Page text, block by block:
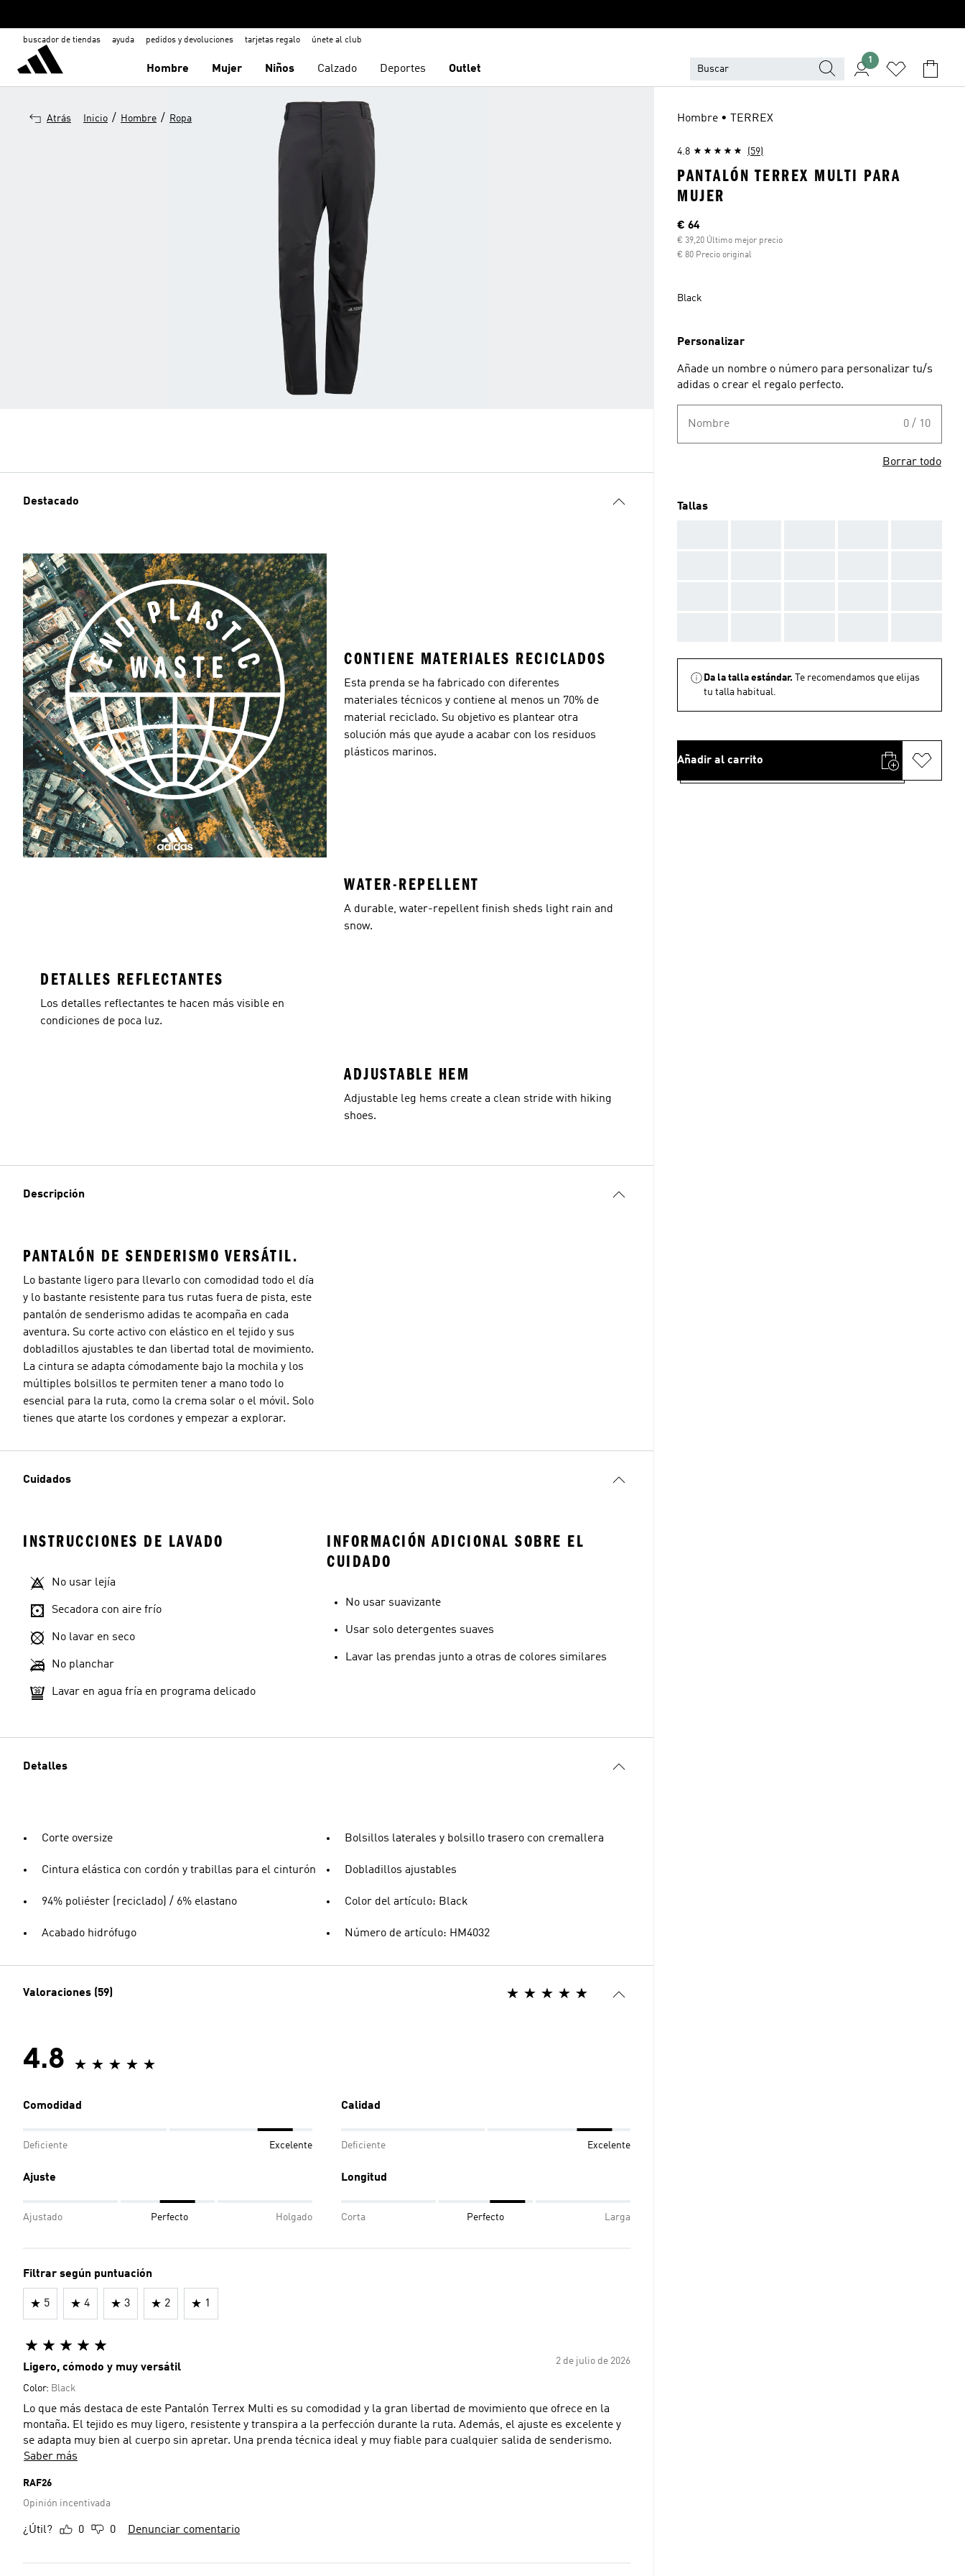
buscador de tiendas ayuda pedidos y devoluciones tarjetas regalo únete al club
Hombre Mujer Niños Calzado Deportes Outlet
1
Atrás Inicio / Hombre / Ropa
Destacado
CONTIENE MATERIALES RECICLADOS
Esta prenda se ha fabricado con diferentes
materiales técnicos y contiene al menos un 70% de
material reciclado. Su objetivo es plantear otra
solución más que ayude a acabar con los residuos
plásticos marinos.
WATER-REPELLENT
A durable, water-repellent finish sheds light rain and
snow.
DETALLES REFLECTANTES
Los detalles reflectantes te hacen más visible en
condiciones de poca luz.
ADJUSTABLE HEM
Adjustable leg hems create a clean stride with hiking
shoes.
Descripción
PANTALÓN DE SENDERISMO VERSÁTIL.
Lo bastante ligero para llevarlo con comodidad todo el día
y lo bastante resistente para tus rutas fuera de pista, este
pantalón de senderismo adidas te acompaña en cada
aventura. Su corte activo con elástico en el tejido y sus
dobladillos ajustables te dan libertad total de movimiento.
La cintura se adapta cómodamente bajo la mochila y los
múltiples bolsillos te permiten tener a mano todo lo
esencial para la ruta, como la crema solar o el móvil. Solo
tienes que atarte los cordones y empezar a explorar.
Cuidados
INSTRUCCIONES DE LAVADO
No usar lejía
Secadora con aire frío
No lavar en seco
No planchar
Lavar en agua fría en programa delicado
INFORMACIÓN ADICIONAL SOBRE EL
CUIDADO
No usar suavizante
Usar solo detergentes suaves
Lavar las prendas junto a otras de colores similares
Detalles
Corte oversize
Cintura elástica con cordón y trabillas para el cinturón
94% poliéster (reciclado) / 6% elastano
Acabado hidrófugo
Bolsillos laterales y bolsillo trasero con cremallera
Dobladillos ajustables
Color del artículo: Black
Número de artículo: HM4032
Valoraciones (59)
4.8
Comodidad
Deficiente Excelente
Calidad
Deficiente Excelente
Ajuste
Ajustado Perfecto Holgado
Longitud
Corta Perfecto Larga
Filtrar según puntuación
5 4 3 2 1
2 de julio de 2026
Ligero, cómodo y muy versátil
Color: Black
Lo que más destaca de este Pantalón Terrex Multi es su comodidad y la gran libertad de movimiento que ofrece en la
montaña. El tejido es muy ligero, resistente y transpira a la perfección durante la ruta. Además, el ajuste es excelente y
se adapta muy bien al cuerpo sin apretar. Una prenda técnica ideal y muy fiable para cualquier salida de senderismo.
Saber más
RAF26
Opinión incentivada
¿Útil? 0 0 Denunciar comentario
Hombre • TERREX
4.8 (59)
PANTALÓN TERREX MULTI PARA
MUJER
Precio actual
€ 64
€ 39,20 Último mejor precio
€ 80 Precio original
Black
Personalizar
Añade un nombre o número para personalizar tu/s
adidas o crear el regalo perfecto.
Nombre 0 / 10
Borrar todo
Tallas
Da la talla estándar.
Te recomendamos que elijas
tu talla habitual.
Añadir al carrito